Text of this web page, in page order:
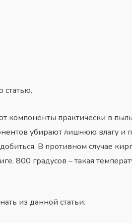
статью.
компоненты практически в
убирают лишнюю влагу и
В противном случае
800 градусов – такая
из данной статьи.